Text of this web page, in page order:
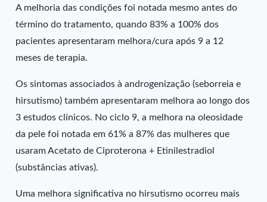
A melhoria das condições foi notada mesmo antes do
término do tratamento, quando 83% a 100% dos
pacientes apresentaram melhora/cura após 9 a 12
meses de terapia.
Os sintomas associados à androgenização (seborreia e
hirsutismo) também apresentaram melhora ao longo dos
3 estudos clínicos. No ciclo 9, a melhora na oleosidade
da pele foi notada em 61% a 87% das mulheres que
usaram Acetato de Ciproterona + Etinilestradiol
(substâncias ativas).
Uma melhora significativa no hirsutismo ocorreu mais